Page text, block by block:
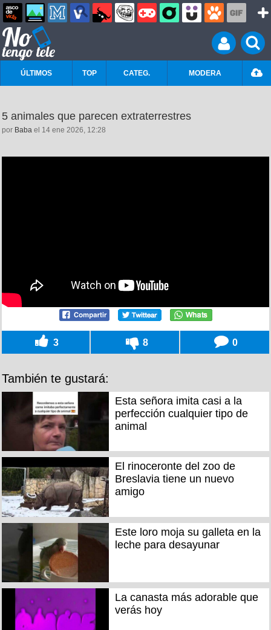
ÚLTIMOS TOP CATEG. MODERA
5 animales que parecen extraterrestres
por Baba el 14 ene 2026, 12:28
3 8 0
También te gustará:
Esta señora imita casi a la
perfección cualquier tipo de
animal
El rinoceronte del zoo de
Breslavia tiene un nuevo
amigo
Este loro moja su galleta en la
leche para desayunar
La canasta más adorable que
verás hoy